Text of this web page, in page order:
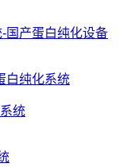
国产蛋白纯化设备
统